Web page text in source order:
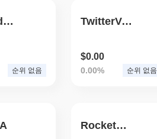
Shikaido Inu
순위 없음
TwitterVerified
$0.00
0.00% 순위 없음
RocketRush